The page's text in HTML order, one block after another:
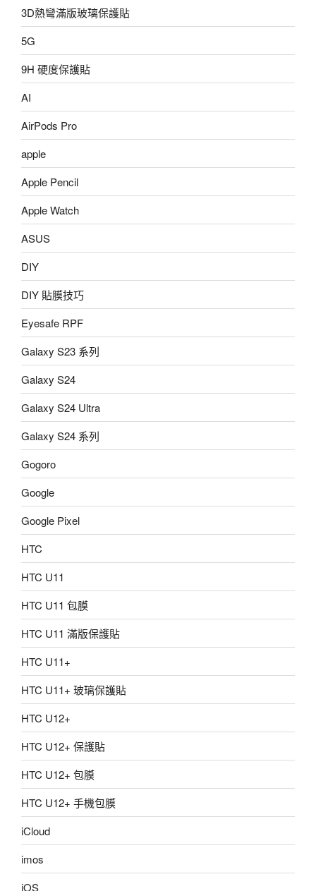
3D熱彎滿版玻璃保護貼
5G
9H 硬度保護貼
AI
AirPods Pro
apple
Apple Pencil
Apple Watch
ASUS
DIY
DIY 貼膜技巧
Eyesafe RPF
Galaxy S23 系列
Galaxy S24
Galaxy S24 Ultra
Galaxy S24 系列
Gogoro
Google
Google Pixel
HTC
HTC U11
HTC U11 包膜
HTC U11 滿版保護貼
HTC U11+
HTC U11+ 玻璃保護貼
HTC U12+
HTC U12+ 保護貼
HTC U12+ 包膜
HTC U12+ 手機包膜
iCloud
imos
iOS